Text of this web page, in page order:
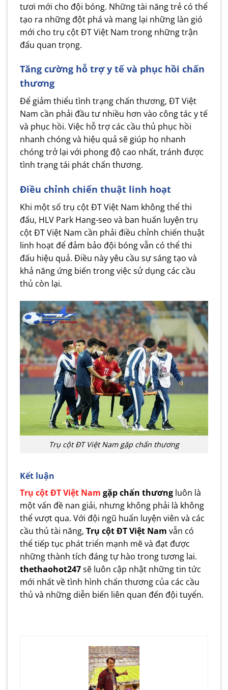
tươi mới cho đội bóng. Những tài năng trẻ có thể
tạo ra những đột phá và mang lại những làn gió
mới cho trụ cột ĐT Việt Nam trong những trận
đấu quan trọng.
Tăng cường hỗ trợ y tế và phục hồi chấn
thương
Để giảm thiểu tình trạng chấn thương, ĐT Việt
Nam cần phải đầu tư nhiều hơn vào công tác y tế
và phục hồi. Việc hỗ trợ các cầu thủ phục hồi
nhanh chóng và hiệu quả sẽ giúp họ nhanh
chóng trở lại với phong độ cao nhất, tránh được
tình trạng tái phát chấn thương.
Điều chỉnh chiến thuật linh hoạt
Khi một số trụ cột ĐT Việt Nam không thể thi
đấu, HLV Park Hang-seo và ban huấn luyện trụ
cột ĐT Việt Nam cần phải điều chỉnh chiến thuật
linh hoạt để đảm bảo đội bóng vẫn có thể thi
đấu hiệu quả. Điều này yêu cầu sự sáng tạo và
khả năng ứng biến trong việc sử dụng các cầu
thủ còn lại.
Trụ cột ĐT Việt Nam gặp chấn thương
Kết luận
Trụ cột ĐT Việt Nam gặp chấn thương luôn là
một vấn đề nan giải, nhưng không phải là không
thể vượt qua. Với đội ngũ huấn luyện viên và các
cầu thủ tài năng, Trụ cột ĐT Việt Nam vẫn có
thể tiếp tục phát triển mạnh mẽ và đạt được
những thành tích đáng tự hào trong tương lai.
thethaohot247sẽ luôn cập nhật những tin tức
mới nhất về tình hình chấn thương của các cầu
thủ và những diễn biến liên quan đến đội tuyển.